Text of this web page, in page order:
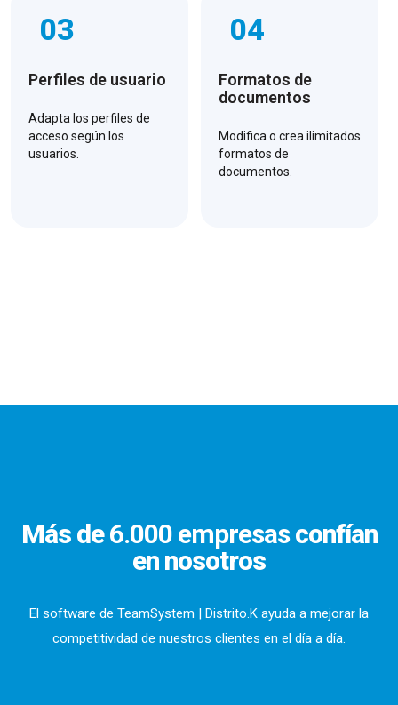
03
Perfiles de usuario
Adapta los perfiles de
acceso según los
usuarios.
04
Formatos de
documentos
Modifica o crea ilimitados
formatos de
documentos.
Más de6.000 empresasconfían
en nosotros
El software de TeamSystem | Distrito.K ayuda a mejorar la
competitividad de nuestros clientes en el día a día.